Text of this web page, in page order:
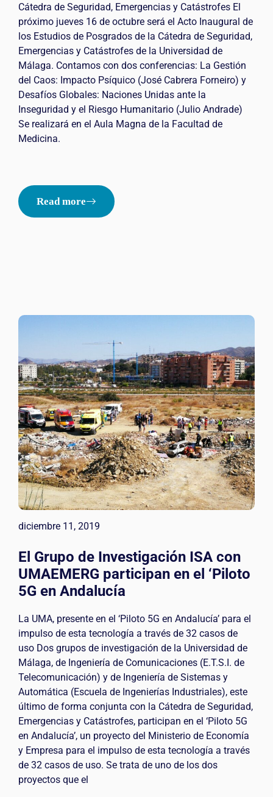
Cátedra de Seguridad, Emergencias y Catástrofes El
próximo jueves 16 de octubre será el Acto Inaugural de
los Estudios de Posgrados de la Cátedra de Seguridad,
Emergencias y Catástrofes de la Universidad de
Málaga. Contamos con dos conferencias: La Gestión
del Caos: Impacto Psíquico (José Cabrera Forneiro) y
Desafíos Globales: Naciones Unidas ante la
Inseguridad y el Riesgo Humanitario (Julio Andrade)
Se realizará en el Aula Magna de la Facultad de
Medicina.
Read more
diciembre 11, 2019
El Grupo de Investigación ISA con
UMAEMERG participan en el ‘Piloto
5G en Andalucía
La UMA, presente en el ‘Piloto 5G en Andalucía’ para el
impulso de esta tecnología a través de 32 casos de
uso Dos grupos de investigación de la Universidad de
Málaga, de Ingeniería de Comunicaciones (E.T.S.I. de
Telecomunicación) y de Ingeniería de Sistemas y
Automática (Escuela de Ingenierías Industriales), este
último de forma conjunta con la Cátedra de Seguridad,
Emergencias y Catástrofes, participan en el ‘Piloto 5G
en Andalucía’, un proyecto del Ministerio de Economía
y Empresa para el impulso de esta tecnología a través
de 32 casos de uso. Se trata de uno de los dos
proyectos que el